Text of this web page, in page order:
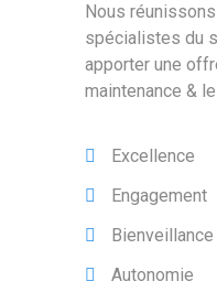
Nous
spécialistes du
apporter une
maintenance &
Excellence
Engagement
Bienveillance
Autonomie